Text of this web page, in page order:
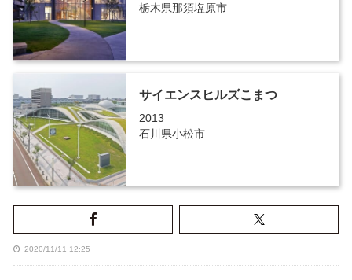
栃木県那須塩原市
サイエンスヒルズこまつ
2013
石川県小松市
2020/11/11 12:25